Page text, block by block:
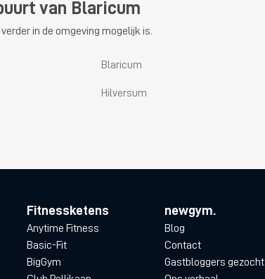
van Blaricum
in de omgeving mogelijk is.
Blaricum
Hilversum
Fitnessketens
Anytime Fitness
Basic-Fit
BigGym
newgym.
Blog
Contact
Gastbloggers gezocht